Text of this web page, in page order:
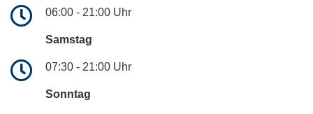
06:00 - 21:00 Uhr
Samstag
07:30 - 21:00 Uhr
Sonntag